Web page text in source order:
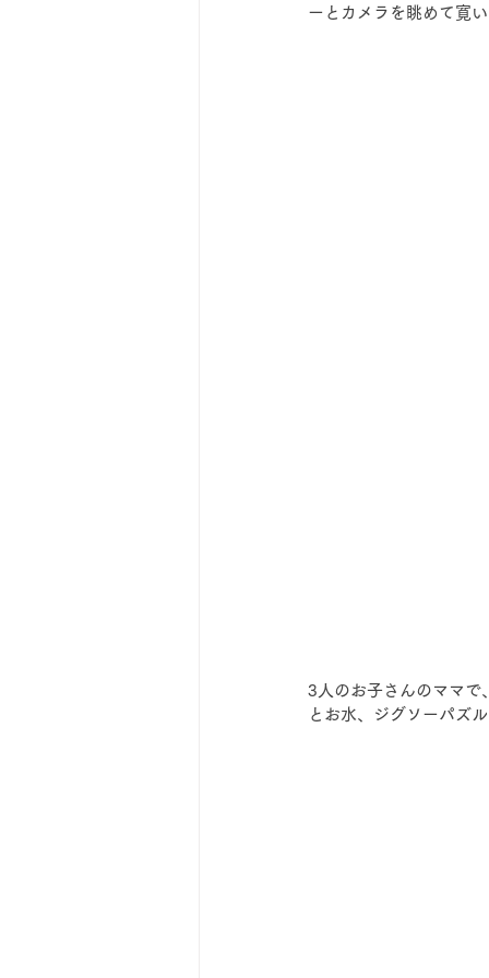
ーとカメラを眺めて寛い
3人のお子さんのママで
とお水、ジグソーパズ